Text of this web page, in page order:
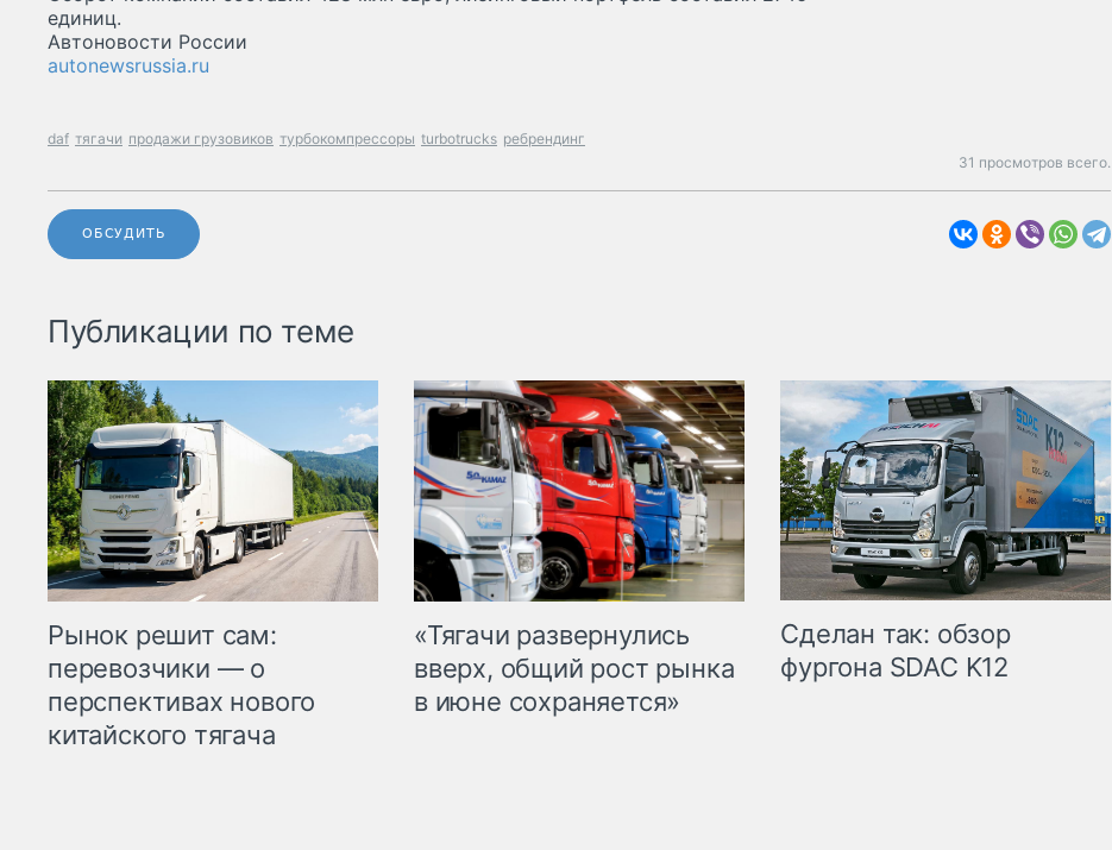
единиц.
Автоновости России
autonewsrussia.ru
daf тягачи продажи грузовиков турбокомпрессоры turbotrucks ребрендинг
31 просмотров всего.
ОБСУДИТЬ
Публикации по теме
Рынок решит сам:
перевозчики — о
перспективах нового
китайского тягача
«Тягачи развернулись
вверх, общий рост рынка
в июне сохраняется»
Сделан так: обзор
фургона SDAC K12